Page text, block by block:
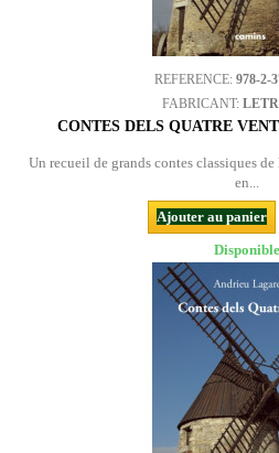
REFERENCE: 978-2-
FABRICANT:
CONTES DELS QUATRE
Un recueil de grands contes classiques
en...
Ajouter au panier
Disponible